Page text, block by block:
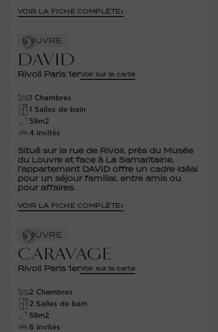
VOIR LA FICHE COMPLÈTE
LOUVRE
DAVID
Rivoli Paris 1erVoir sur la carte
1 Chambres
1 Salles de bain
58m2
4 invités
Situé sur la rue de Rivoli, près du Musée
du Louvre et face à La Samaritaine,
l’appartement DAVID offre un cadre idéal
pour un séjour familial, entre amis ou
pour affaires.
VOIR LA FICHE COMPLÈTE
LOUVRE
CARAVAGE
Rivoli Paris 1erVoir sur la carte
2 Chambres
2 Salles de bain
58m2
6 invités